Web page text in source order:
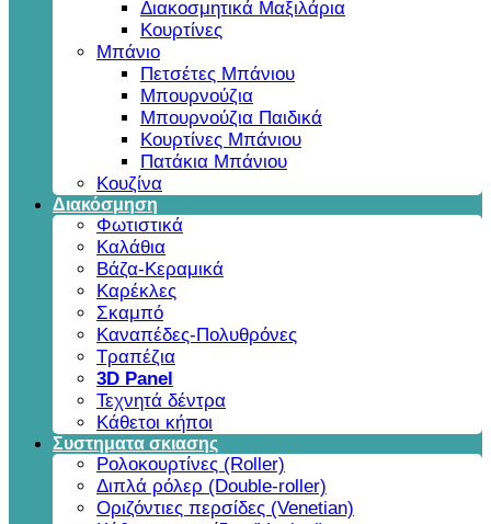
Διακοσμητικά Μαξιλάρια
Κουρτίνες
Μπάνιο
Πετσέτες Μπάνιου
Μπουρνούζια
Μπουρνούζια Παιδικά
Κουρτίνες Μπάνιου
Πατάκια Μπάνιου
Κουζίνα
Διακόσμηση
Φωτιστικά
Καλάθια
Βάζα-Κεραμικά
Καρέκλες
Σκαμπό
Καναπέδες-Πολυθρόνες
Τραπέζια
3D Panel
Τεχνητά δέντρα
Κάθετοι κήποι
Συστηματα σκιασης
Ρολοκουρτίνες (Roller)
Διπλά ρόλερ (Double-roller)
Οριζόντιες περσίδες (Venetian)